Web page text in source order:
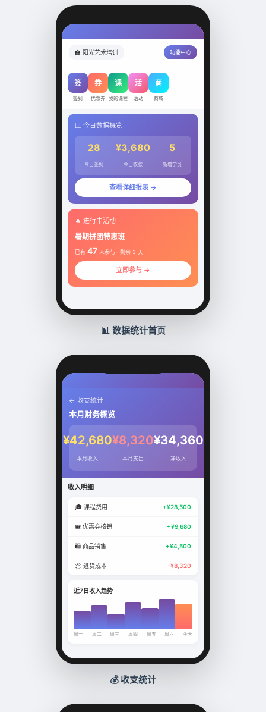
🏫 阳光艺术培训 功能中心
签
签到
券
优惠券
课
我的课程
活
活动
商
商城
📊 今日数据概览
28
今日签到
¥3,680
今日收款
5
新增学员
查看详细报表 →
🔥 进行中活动
暑期拼团特惠班
已有 47 人参与 · 剩余 3 天
立即参与 →
📊 数据统计首页
← 收支统计
本月财务概览
¥42,680
本月收入
¥8,320
本月支出
¥34,360
净收入
收入明细
🎓 课程费用 +¥28,500
🎟️ 优惠券核销 +¥9,680
🛍️ 商品销售 +¥4,500
📦 进货成本 -¥8,320
近7日收入趋势
周一 周二 周三 周四 周五 周六 今天
💰 收支统计